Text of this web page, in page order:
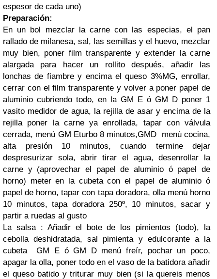
espesor de cada uno)
Preparación:
En un bol mezclar la carne con las especias, el pan
rallado de milanesa, sal, las semillas y el huevo, mezclar
muy bien, poner film transparente y extender la carne
alargada para hacer un rollito después, añadir las
lonchas de fiambre y encima el queso 3%MG, enrollar,
cerrar con el film transparente y volver a poner papel de
aluminio cubriendo todo, en la GM E ó GM D poner 1
vasito medidor de agua, la rejilla de asar y encima de la
rejilla poner la carne ya enrollada, tapar con válvula
cerrada, menú GM Eturbo 8 minutos,GMD
menú cocina,
alta presión 10 minutos, cuando termine dejar
despresurizar sola, abrir tirar el agua, desenrollar la
carne y (aprovechar el papel de aluminio ó papel de
horno) meter en la cubeta con el papel de aluminio ó
papel de horno, tapar con tapa doradora, olla menú horno
10 minutos, tapa doradora 250º, 10 minutos, sacar y
partir a ruedas al gusto
La salsa : Añadir el bote de los pimientos (todo), la
cebolla deshidratada, sal pimienta y edulcorante a la
cubetaGM EóGM Dmenú freír, pochar un poco,
apagar la olla, poner todo en el vaso de la batidora añadir
el queso batido y triturar muy bien (si la quereis menos